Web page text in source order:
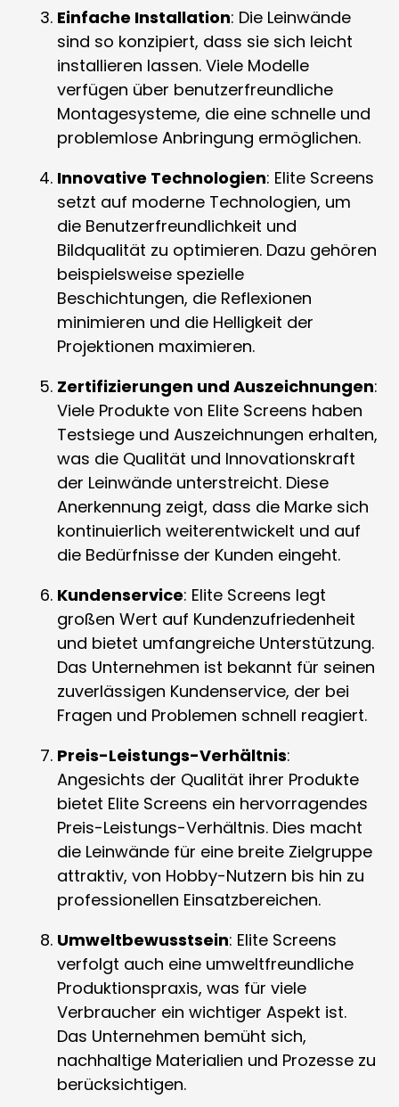
Einfache Installation: Die Leinwände
sind so konzipiert, dass sie sich leicht
installieren lassen. Viele Modelle
verfügen über benutzerfreundliche
Montagesysteme, die eine schnelle und
problemlose Anbringung ermöglichen.
Innovative Technologien: Elite Screens
setzt auf moderne Technologien, um
die Benutzerfreundlichkeit und
Bildqualität zu optimieren. Dazu gehören
beispielsweise spezielle
Beschichtungen, die Reflexionen
minimieren und die Helligkeit der
Projektionen maximieren.
Zertifizierungen und Auszeichnungen:
Viele Produkte von Elite Screens haben
Testsiege und Auszeichnungen erhalten,
was die Qualität und Innovationskraft
der Leinwände unterstreicht. Diese
Anerkennung zeigt, dass die Marke sich
kontinuierlich weiterentwickelt und auf
die Bedürfnisse der Kunden eingeht.
Kundenservice: Elite Screens legt
großen Wert auf Kundenzufriedenheit
und bietet umfangreiche Unterstützung.
Das Unternehmen ist bekannt für seinen
zuverlässigen Kundenservice, der bei
Fragen und Problemen schnell reagiert.
Preis-Leistungs-Verhältnis:
Angesichts der Qualität ihrer Produkte
bietet Elite Screens ein hervorragendes
Preis-Leistungs-Verhältnis. Dies macht
die Leinwände für eine breite Zielgruppe
attraktiv, von Hobby-Nutzern bis hin zu
professionellen Einsatzbereichen.
Umweltbewusstsein: Elite Screens
verfolgt auch eine umweltfreundliche
Produktionspraxis, was für viele
Verbraucher ein wichtiger Aspekt ist.
Das Unternehmen bemüht sich,
nachhaltige Materialien und Prozesse zu
berücksichtigen.